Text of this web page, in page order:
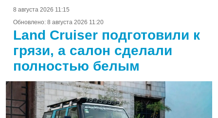
8 августа 2026 11:15
Обновлено: 8 августа 2026 11:20
Land Cruiser подготовили к
грязи, а салон сделали
полностью белым